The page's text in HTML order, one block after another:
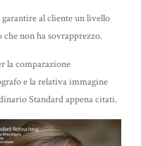
al cliente un livello
che non ha sovrapprezzo.
la comparazione
e la relativa immagine
Standard appena citati.